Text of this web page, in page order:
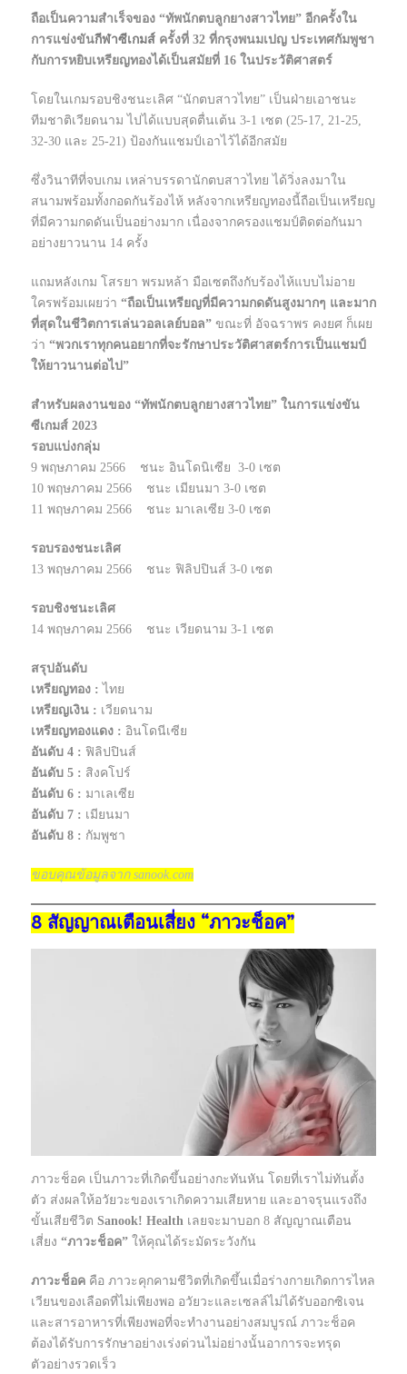
ถือเป็นความสำเร็จของ “ทัพนักตบลูกยางสาวไทย” อีกครั้งใน
การแข่งขันกีฬาซีเกมส์ ครั้งที่ 32 ที่กรุงพนมเปญ ประเทศกัมพูชา
กับการหยิบเหรียญทองได้เป็นสมัยที่ 16 ในประวัติศาสตร์
โดยในเกมรอบชิงชนะเลิศ “นักตบสาวไทย” เป็นฝ่ายเอาชนะ
ทีมชาติเวียดนาม ไปได้แบบสุดตื่นเต้น 3-1 เซต (25-17, 21-25,
32-30 และ 25-21) ป้องกันแชมป์เอาไว้ได้อีกสมัย
ซึ่งวินาทีที่จบเกม เหล่าบรรดานักตบสาวไทย ได้วิ่งลงมาใน
สนามพร้อมทั้งกอดกันร้องไห้ หลังจากเหรียญทองนี้ถือเป็นเหรียญ
ที่มีความกดดันเป็นอย่างมาก เนื่องจากครองแชมป์ติดต่อกันมา
อย่างยาวนาน 14 ครั้ง
แถมหลังเกม โสรยา พรมหล้า มือเซตถึงกับร้องไห้แบบไม่อาย
ใครพร้อมเผยว่า “ถือเป็นเหรียญที่มีความกดดันสูงมากๆ และมาก
ที่สุดในชีวิตการเล่นวอลเลย์บอล” ขณะที่ อัจฉราพร คงยศ ก็เผย
ว่า “พวกเราทุกคนอยากที่จะรักษาประวัติศาสตร์การเป็นแชมป์
ให้ยาวนานต่อไป”
สำหรับผลงานของ “ทัพนักตบลูกยางสาวไทย” ในการแข่งขัน
ซีเกมส์ 2023
รอบแบ่งกลุ่ม
9 พฤษภาคม 2566 ชนะ อินโดนิเซีย 3-0 เซต
10 พฤษภาคม 2566 ชนะ เมียนมา 3-0 เซต
11 พฤษภาคม 2566 ชนะ มาเลเซีย 3-0 เซต
รอบรองชนะเลิศ
13 พฤษภาคม 2566 ชนะ ฟิลิปปินส์ 3-0 เซต
รอบชิงชนะเลิศ
14 พฤษภาคม 2566 ชนะ เวียดนาม 3-1 เซต
สรุปอันดับ
เหรียญทอง : ไทย
เหรียญเงิน : เวียดนาม
เหรียญทองแดง : อินโดนีเซีย
อันดับ 4 : ฟิลิปปินส์
อันดับ 5 : สิงคโปร์
อันดับ 6 : มาเลเซีย
อันดับ 7 : เมียนมา
อันดับ 8 : กัมพูชา
ขอบคุณข้อมูลจาก sanook.com
8 สัญญาณเตือนเสี่ยง “ภาวะช็อค”
ภาวะช็อค เป็นภาวะที่เกิดขึ้นอย่างกะทันหัน โดยที่เราไม่ทันตั้ง
ตัว ส่งผลให้อวัยวะของเราเกิดความเสียหาย และอาจรุนแรงถึง
ขั้นเสียชีวิต Sanook! Health เลยจะมาบอก 8 สัญญาณเตือน
เสี่ยง “ภาวะช็อค” ให้คุณได้ระมัดระวังกัน
ภาวะช็อค คือ ภาวะคุกคามชีวิตที่เกิดขึ้นเมื่อร่างกายเกิดการไหล
เวียนของเลือดที่ไม่เพียงพอ อวัยวะและเซลล์ไม่ได้รับออกซิเจน
และสารอาหารที่เพียงพอที่จะทำงานอย่างสมบูรณ์ ภาวะช็อค
ต้องได้รับการรักษาอย่างเร่งด่วนไม่อย่างนั้นอาการจะทรุด
ตัวอย่างรวดเร็ว